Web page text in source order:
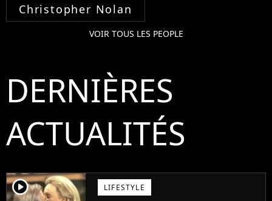
Christopher Nolan
VOIR TOUS LES PEOPLE
DERNIÈRES
ACTUALITÉS
player2 LIFESTYLE